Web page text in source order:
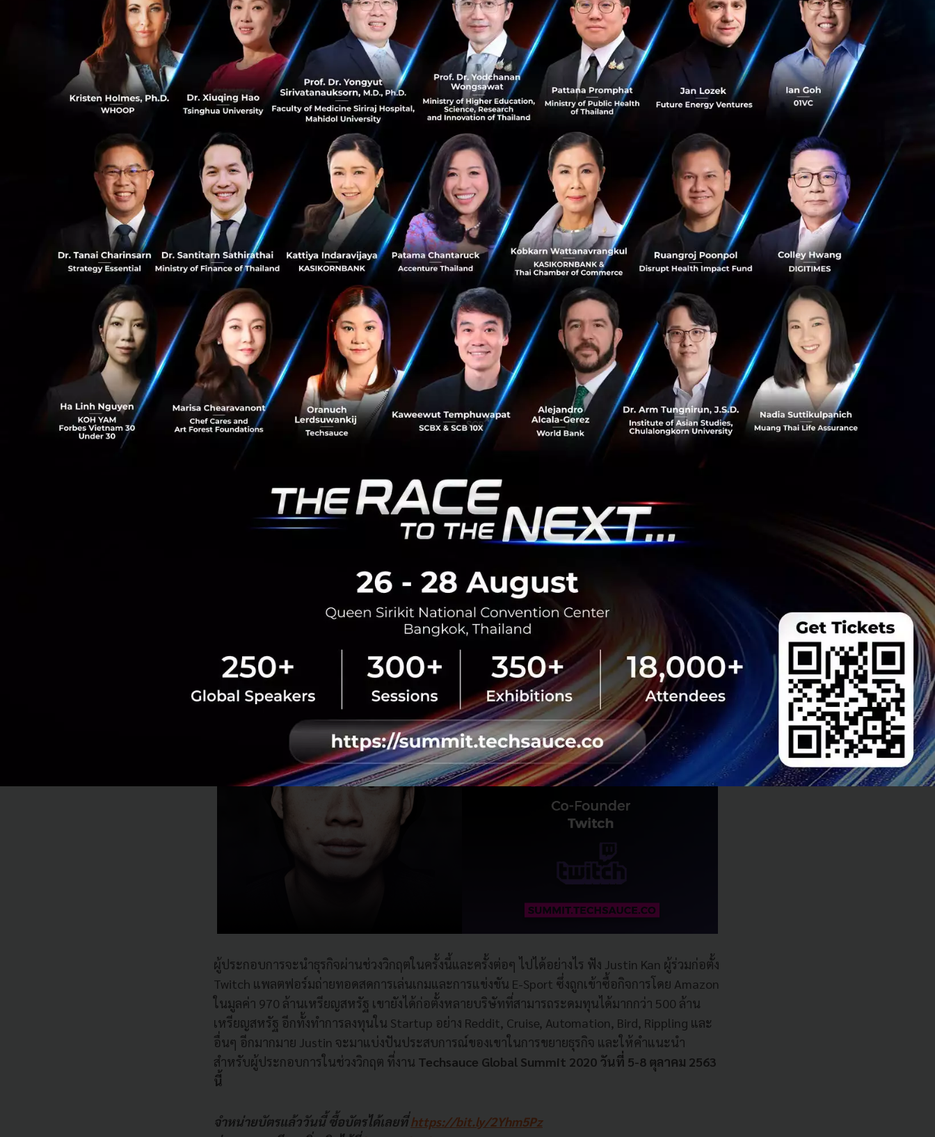
1
3
3. การที่ Co-founder นั้นเข้ากันไม่ได้
หรือการที่ “พวกเขานั้นไล่กันและกันออก หรือการที่อีกครึ่ง
หนึ่งนั้นลาออก” พวกคุณนั้นจะรู้ได้เลยว่า Startup นั้นไม่สามารถไปต่อได้อีกต่อไป โดย Kan ได้
แนะนำถึงการทดลองการทำงานด้วยกัน และดูว่าพวกคุณนั้นสามารถที่จะเข้ากันได้หรือไม่ ซึ่งนี่เป็นวิธี
ที่ค่อนข้างสมเหตุสมเหตุผลมาก แต่ความเป็นจริงแล้วการทำเช่นนี้นั้นก็ไม่เคยปรากฎให้เห็นในหลายๆ
เคส โดยเขาได้กล่าวว่า บางครั้งการหาพาร์ทเนอร์ของบริษัท ก็เหมือนกับการซื้อล็อตเตอรี่
หากพูดถึงเรื่องของความสำเร็จของ Startup ถึงแม้ว่า Startup ที่ได้รับเงินสนับสนุนจาก YC บริษัทที่จะ
ประสบความสำเร็จอย่างมากนั้นก็ยังหาได้ยาก “สำหรับ YC เราให้เงินสนับสนุน Startup กว่า 1,100
แห่ง แต่เรานั้นมีจำนวน Startup แค่ 10-11 รายหรือจำนวน 1% เท่านั้นที่สามารถที่ทำเงินได้กว่า 1
พันล้านดอลลาร์ และจำนวน 5% ที่สามารถทำเงินได้กว่า 100 ล้านดอลลาร์ ดังนั้น ถึงแม้ว่าจะถูก
สนับสนุนโดย YC อัตราความสำเร็จก็ยังถือว่าน้อย ซึ่ง Kan ก็ยังเผยอีกว่าเหตุผลที่ในเอเชียนั้นยังไม่ค่อย
มียูนิคอร์นสักเท่าไหร่ เป็นเพราะว่ามันเป็นเรื่องยากที่ในการที่จะรวมจำนวนประชาชนที่เพียงพอใน
ภูมิภาคนี้ “ในสหรัฐฯ เรามีจำนวนประชากรกว่า 300 ล้านคนที่ค่อนข้างมีฐานะ” ซึ่งค่อนข้างง่ายที่จะ
ทำให้ประสบความสำเร็จ
สำหรับแนวโน้มเทรนด์ในการลงทุนใน YC Kan ได้กล่าวว่า เทรนด์ส่วนมากนั้นจะตามบริษัทที่กำลังอยู่
ในช่วงเริ่มต้น “เมื่อตอนช่วงที่ Groupon นั้นเริ่มต้น ก็ได้มีหลากหลายบริษัทที่มีความคล้ายคลึงกัน ซึ่ง
เราก็ได้ทำงานสนับสนุนไปแค่ไม่กี่รายเท่านั้น และพวกเขาส่วนมากนั้นก็มีแนวโน้มที่จะล้มเหลวหรือไม่
ก็ปรับเปลี่ยนธุรกิจไปทำอย่างอื่นแทน” ซึ่ง Kan ก็ได้ชี้ให้เห็นว่าเทรนด์ที่กำลังมาแรงในภูมิภาคเอเชีย
ตะวันออกเฉียงใต้นั้นคือ Fintech ซึ่ง YC ก็ได้ให้การสนับสนุนบริษัทเหล่านั้นไป รวมถึงบริษัทที่ทำเรื่อง
ของระบบพื้นฐานของการชำระเงินที่ช่วยในการขับเคลื่อนอุตสาหกรรม e-Commerce
ส่วนหนึ่งที่ YC ได้รับความโด่งดังนั้นมาจากการเป็นผู้ให้การสนับสนุนรายแรกของ Airbnb ซึ่ง YC นั้น
ก็ได้ให้การสนับสนุน Startup ไปกว่า 1,100 ราย โดย Kan นั้นก็เคยเป็นหนึ่งในบริษัทที่ได้รับการ
สนับสนุนจาก YC ในหลายๆ ธุรกิจของเขา ซึ่งรวมถึงธุรกิจวิดีโอสตรีมมิ่ง Justin.tv และภายหลังเขาก็ได้
สร้างช่องทางสำหรับผู้ใช้งานในการสตรีมไลฟ์ของตัวเองเพิ่มขึ้นมา นอกจากนี้ยังมีวิดีโอแพลตฟอร์ม
อื่นๆ ที่ได้รับการสนับสนุน อย่าง Social Cam และ Twitch ที่มีรูปแบบการทำงานคล้าย YouTube แต่
พบกับ Justin Kan ได้ที่งาน Techsauce Global Summit 2020: Special Edition -
ผู้ประกอบการจะนำธุรกิจผ่านช่วงวิกฤตในครั้งนี้และครั้งต่อๆ ไปได้อย่างไร ฟัง Justin Kan ผู้ร่วมก่อตั้ง
Twitch แพลตฟอร์มถ่ายทอดสดการเล่นเกมและการแข่งขัน E-Sport ซึ่งถูกเข้าซื้อกิจการโดย Amazon
ในมูลค่า 970 ล้านเหรียญสหรัฐ เขายังได้ก่อตั้งหลายบริษัทที่สามารถระดมทุนได้มากกว่า 500 ล้าน
เหรียญสหรัฐ อีกทั้งทำการลงทุนใน Startup อย่าง Reddit, Cruise, Automation, Bird, Rippling และ
อื่นๆ อีกมากมาย Justin จะมาแบ่งปันประสบการณ์ของเขาในการขยายธุรกิจ และให้คำแนะนำ
สำหรับผู้ประกอบการในช่วงวิกฤต ที่งาน Techsauce Global Summit 2020 วันที่ 5-8 ตุลาคม 2563
นี้
จำหน่ายบัตรแล้ววันนี้ ซื้อบัตรได้เลยที่https://bit.ly/2Yhm5Pz